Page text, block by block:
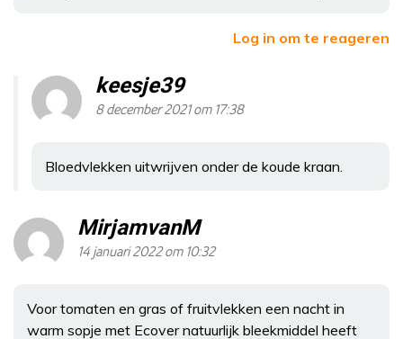
Log in om te reageren
keesje39
8 december 2021 om 17:38
Bloedvlekken uitwrijven onder de koude kraan.
MirjamvanM
14 januari 2022 om 10:32
Voor tomaten en gras of fruitvlekken een nacht in
warm sopje met Ecover natuurlijk bleekmiddel heeft